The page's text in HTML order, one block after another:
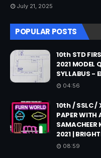
July 21, 2025
POPULAR POSTS
10th STD
2021 MODEL
SYLLABUS -
04:56
10th / SSLC /
PAPER WITH
SAMACHEER
2021 |
08:59